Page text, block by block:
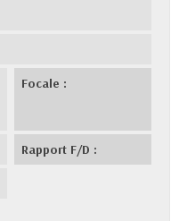
Focale :
Rapport F/D :